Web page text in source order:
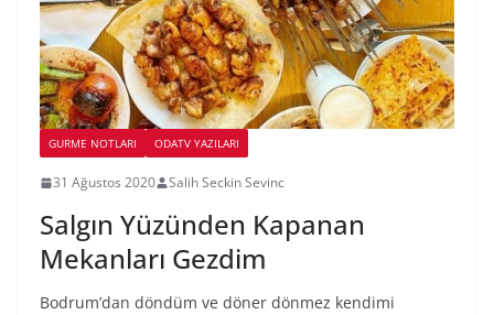
GURME NOTLARI ODATV YAZILARI
31 Ağustos 2020 Salih Seckin Sevinc
Salgın Yüzünden Kapanan
Mekanları Gezdim
Bodrum’dan döndüm ve döner dönmez kendimi